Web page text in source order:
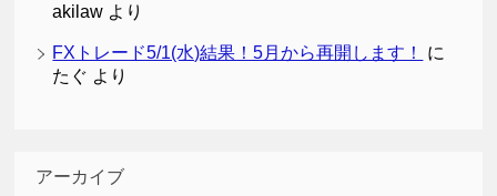
akilaw より
FXトレード5/1(水)結果！5月から再開します！
に
たぐ より
アーカイブ